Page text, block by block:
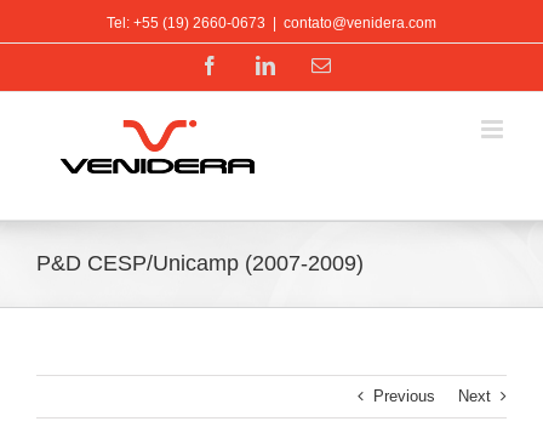
Tel: +55 (19) 2660-0673 contato@venidera.com
FacebookLinkedInE-
P&D CESP/Unicamp (2007-2009)
Previous Next